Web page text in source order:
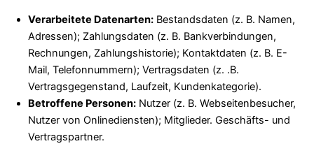
Verarbeitete Datenarten: Bestandsdaten (z. B. Namen,
Adressen); Zahlungsdaten (z. B. Bankverbindungen,
Rechnungen, Zahlungshistorie); Kontaktdaten (z. B. E-
Mail, Telefonnummern); Vertragsdaten (z. .B.
Vertragsgegenstand, Laufzeit, Kundenkategorie).
Betroffene Personen: Nutzer (z. B. Webseitenbesucher,
Nutzer von Onlinediensten); Mitglieder. Geschäfts- und
Vertragspartner.